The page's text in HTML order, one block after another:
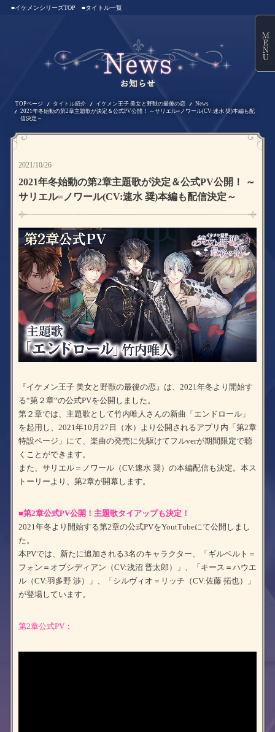
■イケメンシリーズTOP ■タイトル一覧
TOPページ タイトル紹介 イケメン王子 美女と野獣の最後の恋
News
2021年冬始動の第2章主題歌が決定＆公式PV公開！ ～サリエル=ノワール(CV:速水 奨)本編も配
信決定～
2021/10/26
2021年冬始動の第2章主題歌が決定＆公式PV公開！ ～
サリエル=ノワール(CV:速水 奨)本編も配信決定～
『イケメン王子 美女と野獣の最後の恋』は、2021年冬より開始す
る“第２章“の公式PVを公開しました。
第２章では、主題歌として竹内唯人さんの新曲「エンドロール」
を起用し、2021年10月27日（水）より公開されるアプリ内「第2章
特設ページ」にて、楽曲の発売に先駆けてフルverが期間限定で聴
くことができます。
また、サリエル＝ノワール（CV:速水 奨）の本編配信も決定。本ス
トーリーより、第2章が開幕します。
■第2章公式PV公開！主題歌タイアップも決定！
2021年冬より開始する第2章の公式PVをYoutTubeにて公開しまし
た。
本PVでは、新たに追加される3名のキャラクター、「ギルベルト＝
フォン＝オブシディアン（CV:浅沼 晋太郎）」、「キース＝ハウエ
ル（CV:羽多野 渉）」、「シルヴィオ＝リッチ（CV:佐藤 拓也）」
が登場しています。
第2章公式PV：